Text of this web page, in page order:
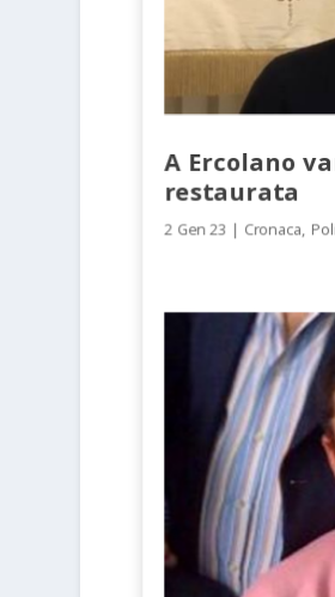
A Ercolano
restaurata
2 Gen 23 | Cronaca,